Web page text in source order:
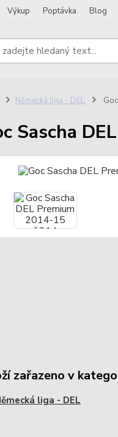
Výkup Poptávka Blog
Německá liga - DEL
Sascha
zařazeno v
liga - DEL